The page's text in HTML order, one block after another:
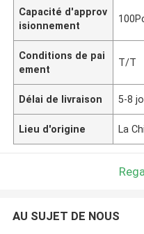
Capacité d'approv
isionnement
Conditions de pai
ement
T/T
Délai de livraison 5-8
Lieu d'origine La
AU SUJET DE NOUS